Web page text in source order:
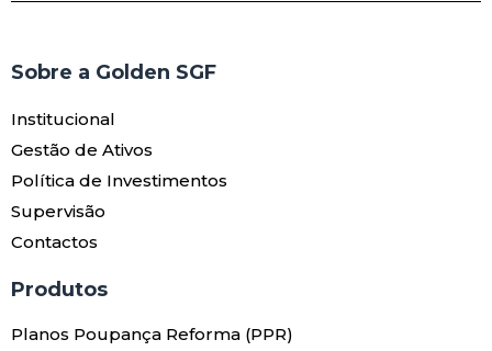
Sobre a Golden SGF
Institucional
Gestão de Ativos
Política de Investimentos
Supervisão
Contactos
Produtos​
Planos Poupança Reforma (PPR)